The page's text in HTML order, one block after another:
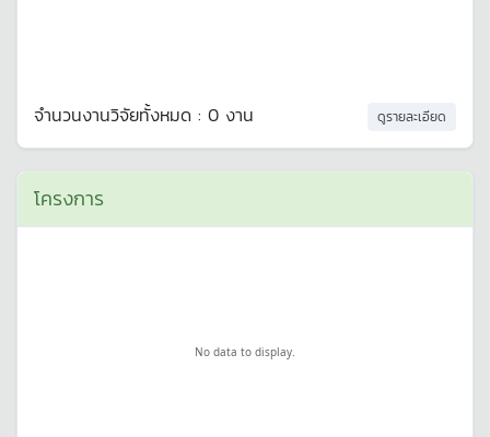
ดูรายละเอียด
จำนวนงานวิจัยทั้งหมด : 0 งาน
โครงการ
No data to display.